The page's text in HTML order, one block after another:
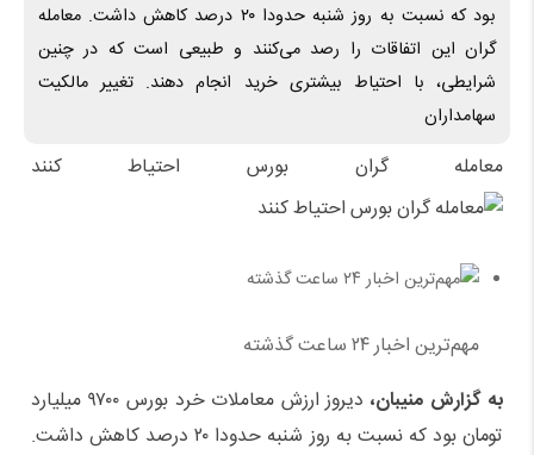
بود که نسبت به روز شنبه حدودا ۲۰ درصد کاهش داشت. معامله
گران این اتفاقات را رصد می‌کنند و طبیعی است که در چنین
شرایطی، با احتیاط بیشتری خرید انجام دهند. تغییر مالکیت
سهامداران
معامله گران بورس احتیاط کنند
مهم‌ترین اخبار ۲۴ ساعت گذشته
به گزارش منیبان،
دیروز ارزش معاملات خرد بورس ۹۷۰۰ میلیارد
تومان بود که نسبت به روز شنبه حدودا ۲۰ درصد کاهش داشت.